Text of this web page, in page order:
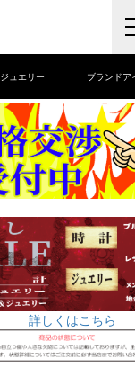
ジュエリー ブランドア
詳しくはこちら